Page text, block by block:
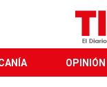
OPINIÓN